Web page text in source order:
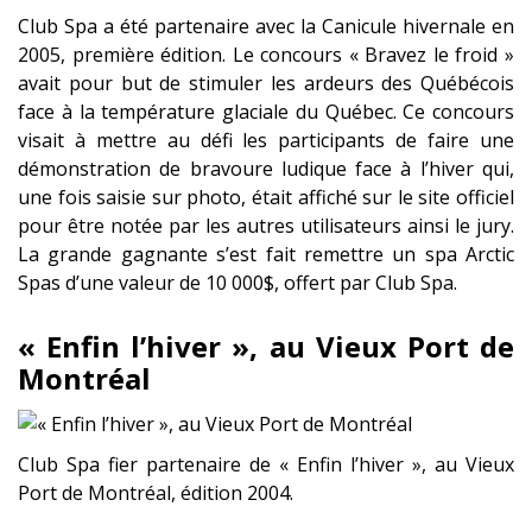
Club Spa a été partenaire avec la Canicule hivernale en
2005, première édition. Le concours « Bravez le froid »
avait pour but de stimuler les ardeurs des Québécois
face à la température glaciale du Québec. Ce concours
visait à mettre au défi les participants de faire une
démonstration de bravoure ludique face à l’hiver qui,
une fois saisie sur photo, était affiché sur le site officiel
pour être notée par les autres utilisateurs ainsi le jury.
La grande gagnante s’est fait remettre un spa Arctic
Spas d’une valeur de 10 000$, offert par Club Spa.
« Enfin l’hiver », au Vieux Port de
Montréal
Club Spa fier partenaire de « Enfin l’hiver », au Vieux
Port de Montréal, édition 2004.